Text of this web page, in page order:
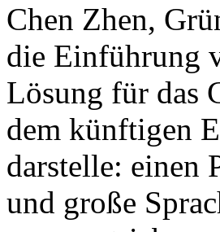
Chen Zhen,
die Einführung
Lösung für das
dem künftigen
darstelle: einen
und große